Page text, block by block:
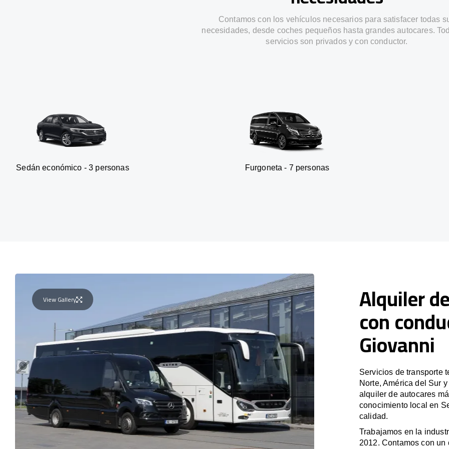
Contamos con los vehículos necesarios para satisfacer todas
necesidades, desde coches pequeños hasta grandes autocares.
servicios son privados y con conductor.
- 3 personas Furgoneta - 7 personas SUV -
View Gallery Alquiler
con
Giovanni
Servicios de transporte
Norte, América del Sur
alquiler de autocares
conocimiento local en
calidad.
Trabajamos en la
2012. Contamos con